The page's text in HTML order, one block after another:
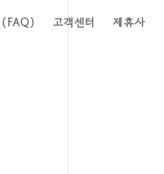
고객센터 제휴사